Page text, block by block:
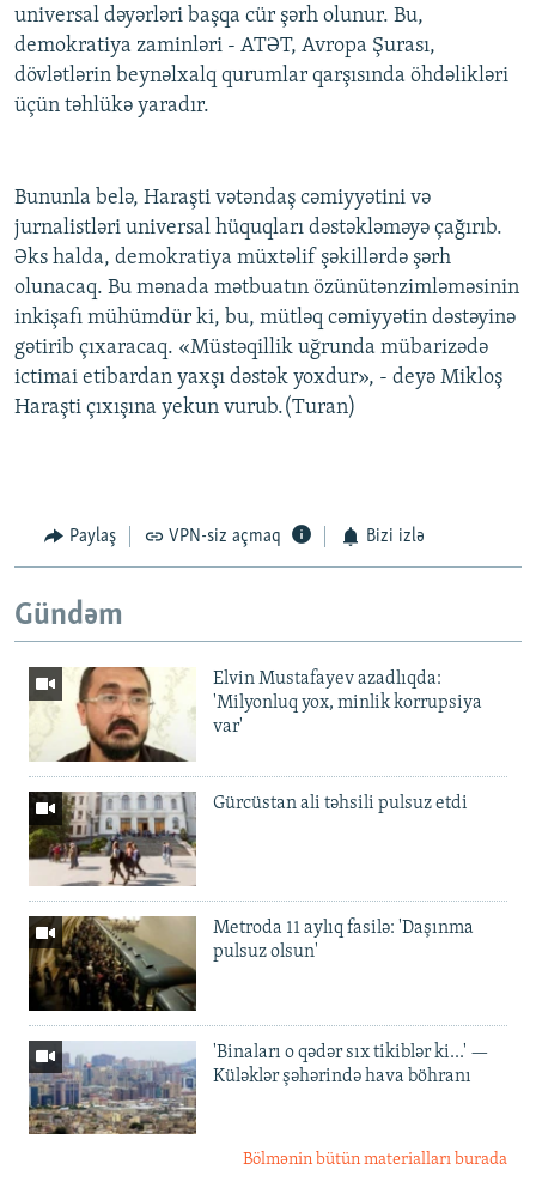
universal dəyərləri başqa cür şərh olunur. Bu,
demokratiya zaminləri - ATƏT, Avropa Şurası,
dövlətlərin beynəlxalq qurumlar qarşısında öhdəlikləri
üçün təhlükə yaradır.
Bununla belə, Haraşti vətəndaş cəmiyyətini və
jurnalistləri universal hüquqları dəstəkləməyə çağırıb.
Əks halda, demokratiya müxtəlif şəkillərdə şərh
olunacaq. Bu mənada mətbuatın özünütənzimləməsinin
inkişafı mühümdür ki, bu, mütləq cəmiyyətin dəstəyinə
gətirib çıxaracaq. «Müstəqillik uğrunda mübarizədə
ictimai etibardan yaxşı dəstək yoxdur», - deyə Mikloş
Haraşti çıxışına yekun vurub.(Turan)
Paylaş VPN-siz açmaq Bizi izlə
Gündəm
Elvin Mustafayev azadlıqda:
'Milyonluq yox, minlik korrupsiya
var'
Gürcüstan ali təhsili pulsuz etdi
Metroda 11 aylıq fasilə: 'Daşınma
pulsuz olsun'
'Binaları o qədər sıx tikiblər ki...' —
Küləklər şəhərində hava böhranı
Bölmənin bütün materialları burada